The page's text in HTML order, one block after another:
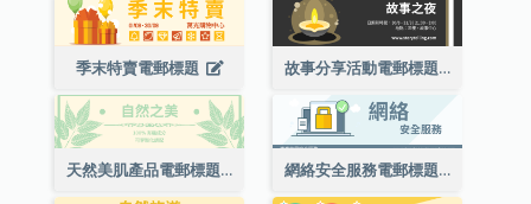
季末特賣電郵標題 故事分享活動電郵標題
天然美肌產品電郵標題 網絡安全服務電郵標題